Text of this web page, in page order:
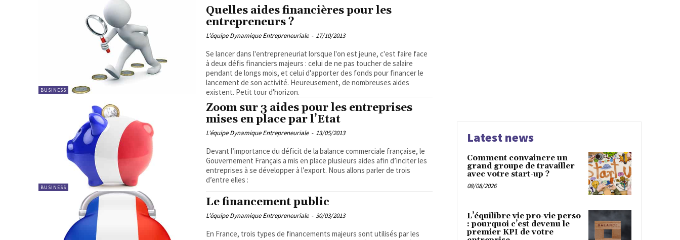
BUSINESS
Quelles aides financières pour les
entrepreneurs ?
L'équipe Dynamique Entrepreneuriale - 17/10/2013
Se lancer dans l'entrepreneuriat lorsque l'on est jeune, c'est faire face
à deux défis financiers majeurs : celui de ne pas toucher de salaire
pendant de longs mois, et celui d'apporter des fonds pour financer le
lancement de son activité. Heureusement, de nombreuses aides
existent. Petit tour d'horizon.
BUSINESS
Zoom sur 3 aides pour les entreprises
mises en place par l’Etat
L'équipe Dynamique Entrepreneuriale - 13/05/2013
Devant l’importance du déficit de la balance commerciale française, le
Gouvernement Français a mis en place plusieurs aides afin d’inciter les
entreprises à se développer à l’export. Nous allons parler de trois
d’entre elles :
Le financement public
L'équipe Dynamique Entrepreneuriale - 30/03/2013
En France, trois types de financements majeurs sont utilisés par les
Latest news
Comment convaincre un
grand groupe de travailler
avec votre start-up ?
08/08/2026
L’équilibre vie pro-vie perso
: pourquoi c’est devenu le
premier KPI de votre